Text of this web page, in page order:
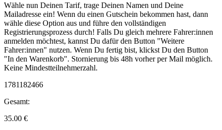
Wähle nun Deinen Tarif, trage Deinen Namen und Deine
Mailadresse ein! Wenn du einen Gutschein bekommen hast, dann
wähle diese Option aus und führe den vollständigen
Registrierungsprozess durch! Falls Du gleich mehrere Fahrer:innen
anmelden möchtest, kannst Du dafür den Button "Weitere
Fahrer:innen" nutzen. Wenn Du fertig bist, klickst Du den Button
"In den Warenkorb". Stornierung bis 48h vorher per Mail möglich.
Keine Mindestteilnehmerzahl.
1781182466
Gesamt:
35.00 €